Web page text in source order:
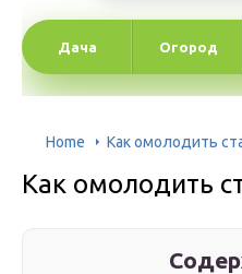
Дача Огород
Home Как омолодить
Как омолодить